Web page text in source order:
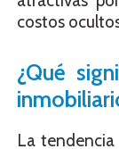
costos
¿Qué
La